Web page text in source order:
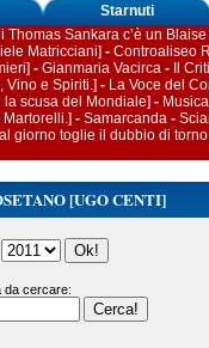
Starnuti
Thomas Sankara c’è un
Matricciani] - Controaliseo
- Gianmaria Vacirca - Il
Vino e Spiriti.] - La Voce del
scusa del Mondiale] - Musica
- Samarcanda -
giorno toglie il dubbio di torno
[UGO CENTI]
da cercare: